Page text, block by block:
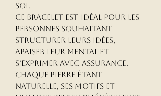
soi.
Ce bracelet est idéal pour les
personnes souhaitant
structurer leurs idées,
apaiser leur mental et
s’exprimer avec assurance.
Chaque pierre étant
naturelle, ses motifs et